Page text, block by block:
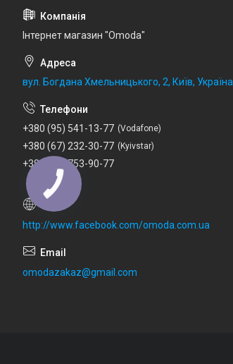
Інтернет магазин "Omoda"
вул. Богдана Хмельницького, 2, Київ, Україна
+380 (95) 541-13-77 Vodafone
+380 (67) 232-30-77 Kyivstar
+380 (73) 753-90-77
Lifecell
http://www.facebook.com/omoda.com.ua
omodazakaz@gmail.com